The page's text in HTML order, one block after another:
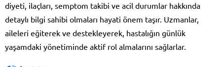
diyeti, ilaçları, semptom takibi ve acil durumlar hakkında
detaylı bilgi sahibi olmaları hayati önem taşır. Uzmanlar,
aileleri eğiterek ve destekleyerek, hastalığın günlük
yaşamdaki yönetiminde aktif rol almalarını sağlarlar.